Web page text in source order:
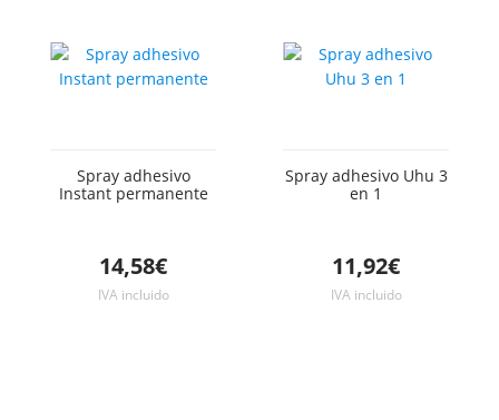
Spray adhesivo
Instant permanente
14,58€
IVA incluido
Spray adhesivo Uhu 3
en 1
11,92€
IVA incluido